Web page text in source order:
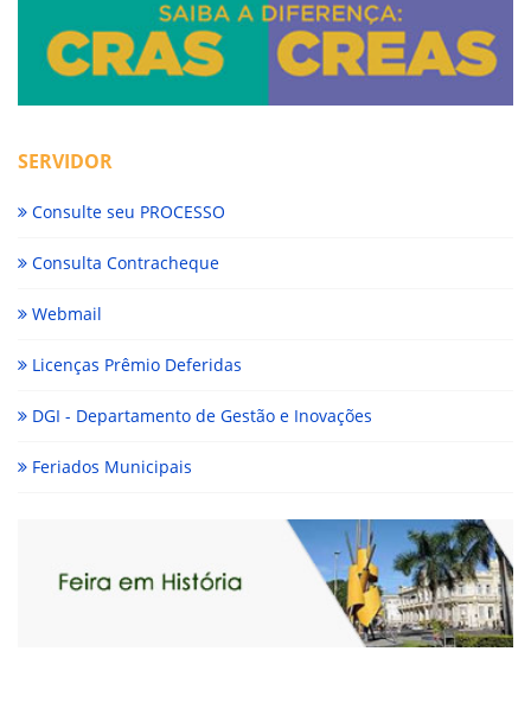
SERVIDOR
Consulte seu PROCESSO
Consulta Contracheque
Webmail
Licenças Prêmio Deferidas
DGI - Departamento de Gestão e Inovações
Feriados Municipais